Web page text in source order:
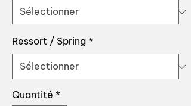
Ressort / Spring *
Quantité *